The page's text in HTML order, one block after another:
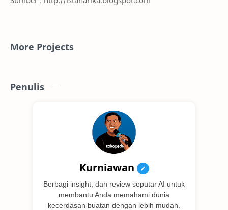
More Projects
Penulis
Kurniawan ✓
Berbagi insight, dan review seputar AI untuk
membantu Anda memahami dunia
kecerdasan buatan dengan lebih mudah.